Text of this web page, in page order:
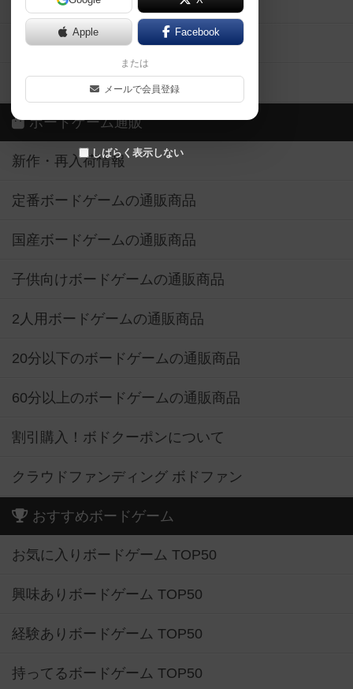
Apple Facebook
または
メールで会員登録
しばらく表示しない
ボドとも・会員一覧
ボードゲーム業界コラム
ボドゲーマご利用案内
ボードゲーム通販
新作・再入荷情報
定番ボードゲームの通販商品
国産ボードゲームの通販商品
子供向けボードゲームの通販商品
2人用ボードゲームの通販商品
20分以下のボードゲームの通販商品
60分以上のボードゲームの通販商品
割引購入！ボドクーポンについて
クラウドファンディング ボドファン
おすすめボードゲーム
お気に入りボードゲーム TOP50
興味ありボードゲーム TOP50
経験ありボードゲーム TOP50
持ってるボードゲーム TOP50